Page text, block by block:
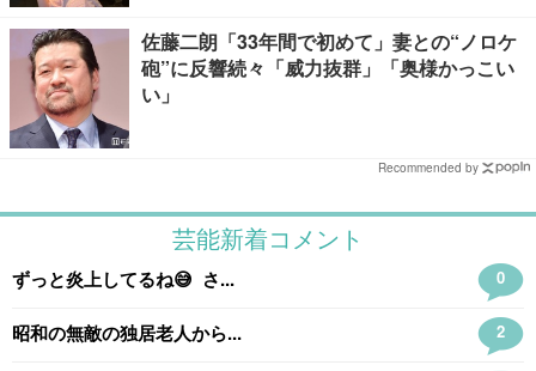
佐藤二朗「33年間で初めて」妻との“ノロケ
砲”に反響続々「威力抜群」「奥様かっこい
い」
Recommended by